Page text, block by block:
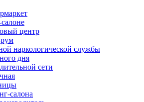
центр
наркологической службы
дня
сети
салона